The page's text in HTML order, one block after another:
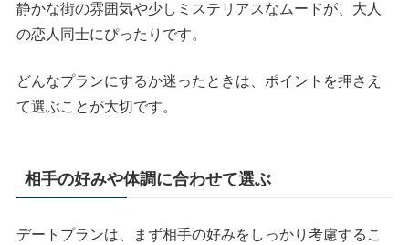
静かな街の雰囲気や少しミステリアスなムードが、大人
の恋人同士にぴったりです。
どんなプランにするか迷ったときは、ポイントを押さえ
て選ぶことが大切です。
相手の好みや体調に合わせて選ぶ
デートプランは、まず相手の好みをしっかり考慮するこ